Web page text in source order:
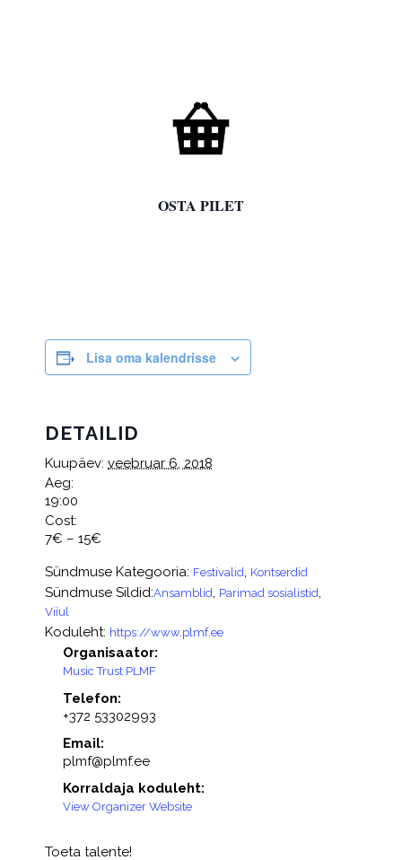

OSTA PILET
Lisa oma kalendrisse
DETAILID
Kuupäev: veebruar 6, 2018
Aeg:
19:00
Cost:
7€ – 15€
Sündmuse Kategooria: Festivalid, Kontserdid
Sündmuse Sildid:Ansamblid, Parimad sosialistid,
Viiul
Koduleht: https://www.plmf.ee
Organisaator:
Music Trust PLMF
Telefon:
+372 53302993
Email:
plmf@plmf.ee
Korraldaja koduleht:
View Organizer Website
Toeta talente!